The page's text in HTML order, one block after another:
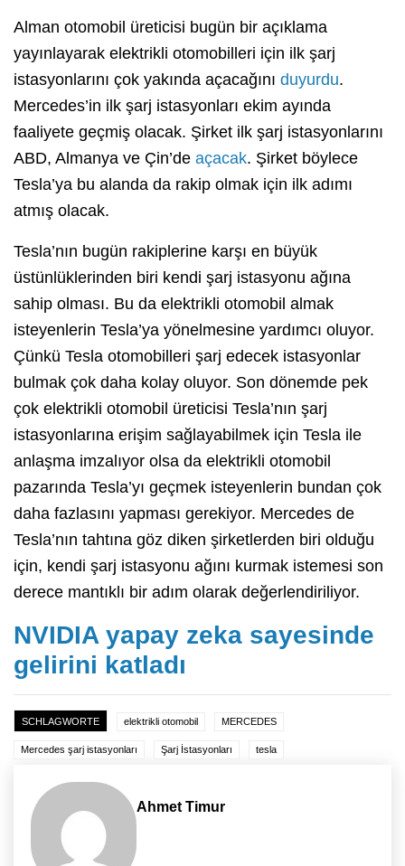
Alman otomobil üreticisi bugün bir açıklama
yayınlayarak elektrikli otomobilleri için ilk şarj
istasyonlarını çok yakında açacağını duyurdu.
Mercedes’in ilk şarj istasyonları ekim ayında
faaliyete geçmiş olacak. Şirket ilk şarj istasyonlarını
ABD, Almanya ve Çin’de açacak. Şirket böylece
Tesla’ya bu alanda da rakip olmak için ilk adımı
atmış olacak.
Tesla’nın bugün rakiplerine karşı en büyük
üstünlüklerinden biri kendi şarj istasyonu ağına
sahip olması. Bu da elektrikli otomobil almak
isteyenlerin Tesla’ya yönelmesine yardımcı oluyor.
Çünkü Tesla otomobilleri şarj edecek istasyonlar
bulmak çok daha kolay oluyor. Son dönemde pek
çok elektrikli otomobil üreticisi Tesla’nın şarj
istasyonlarına erişim sağlayabilmek için Tesla ile
anlaşma imzalıyor olsa da elektrikli otomobil
pazarında Tesla’yı geçmek isteyenlerin bundan çok
daha fazlasını yapması gerekiyor. Mercedes de
Tesla’nın tahtına göz diken şirketlerden biri olduğu
için, kendi şarj istasyonu ağını kurmak istemesi son
derece mantıklı bir adım olarak değerlendiriliyor.
NVIDIA yapay zeka sayesinde
gelirini katladı
SCHLAGWORTE elektrikli otomobil MERCEDES
Mercedes şarj istasyonları Şarj İstasyonları tesla
Ahmet Timur